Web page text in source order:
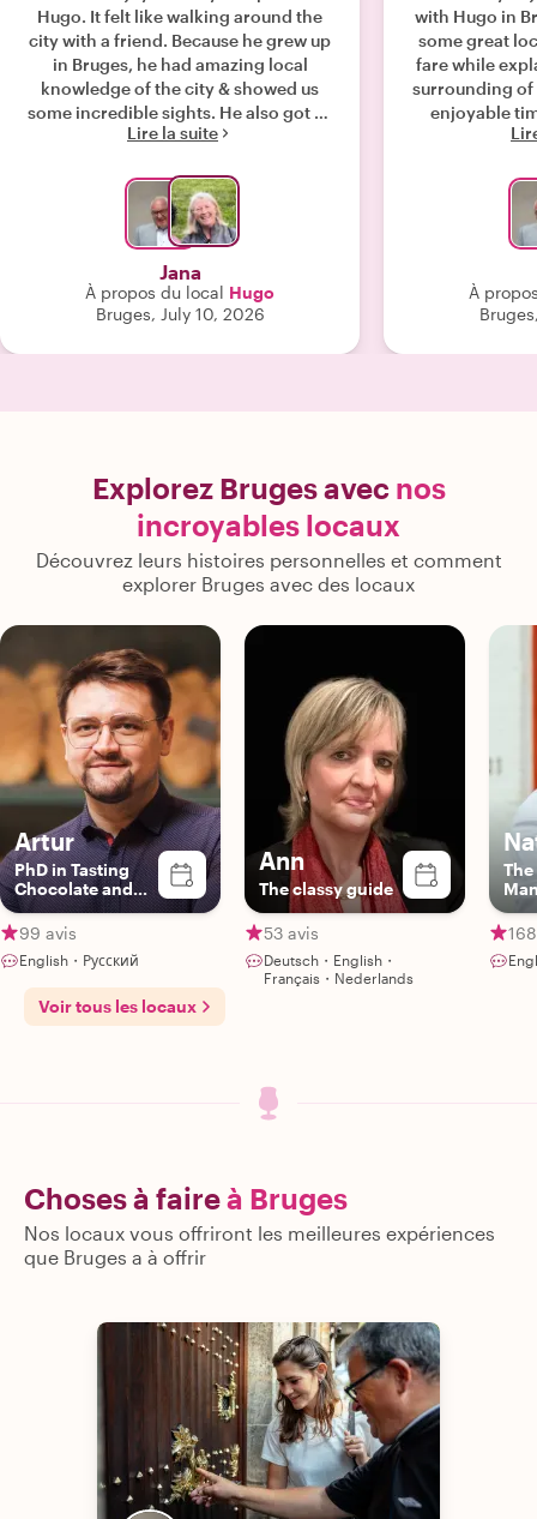
Hugo. It felt like walking around the
city with a friend. Because he grew up
in Bruges, he had amazing local
knowledge of the city & showed us
some incredible sights. He also got us
a dinner reservation for that evening
about on our own & the food &
atmosphere were wonderful."
Lire la suite
Jana
À propos du local Hugo
Bruges, July 10, 2026
with Hugo in
some great
fare while
surrounding of
enjoyable
À
Explorez Bruges avec nos
incroyables locaux
Découvrez leurs histoires personnelles et comment
explorer Bruges avec des locaux
Artur
PhD in Tasting
Chocolate and
Beer | Expert
Storyteller
99 avis
English・Русский
Ann
The classy guide
53 avis
Deutsch・English・
Français・Nederlands
Voir tous les locaux
Choses à faireà Bruges
Nos locaux vous offriront les meilleures expériences
que Bruges a à offrir